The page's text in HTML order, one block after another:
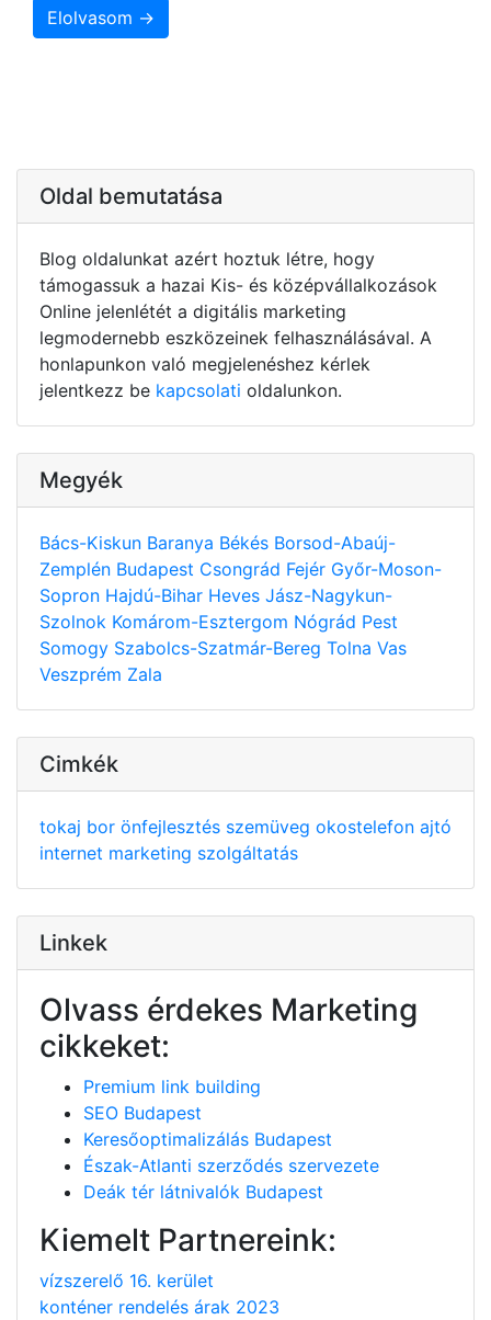
Elolvasom →
Oldal bemutatása
Blog oldalunkat azért hoztuk létre, hogy
támogassuk a hazai Kis- és középvállalkozások
Online jelenlétét a digitális marketing
legmodernebb eszközeinek felhasználásával. A
honlapunkon való megjelenéshez kérlek
jelentkezz be kapcsolati oldalunkon.
Megyék
Bács-Kiskun Baranya Békés Borsod-Abaúj-
Zemplén Budapest Csongrád Fejér Győr-Moson-
Sopron Hajdú-Bihar Heves Jász-Nagykun-
Szolnok Komárom-Esztergom Nógrád Pest
Somogy Szabolcs-Szatmár-Bereg Tolna Vas
Veszprém Zala
Cimkék
tokaj bor önfejlesztés szemüveg okostelefon ajtó
internet marketing szolgáltatás
Linkek
Olvass érdekes Marketing
cikkeket:
Premium link building
SEO Budapest
Keresőoptimalizálás Budapest
Észak-Atlanti szerződés szervezete
Deák tér látnivalók Budapest
Kiemelt Partnereink:
vízszerelő 16. kerület
konténer rendelés árak 2023